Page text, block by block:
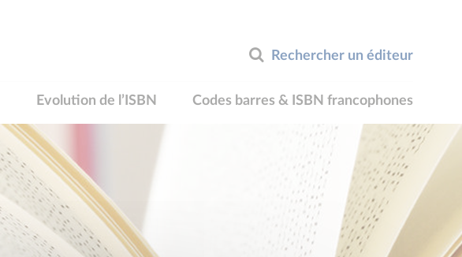
Rechercher un éditeur
Evolution de l’ISBN Codes barres & ISBN francophones